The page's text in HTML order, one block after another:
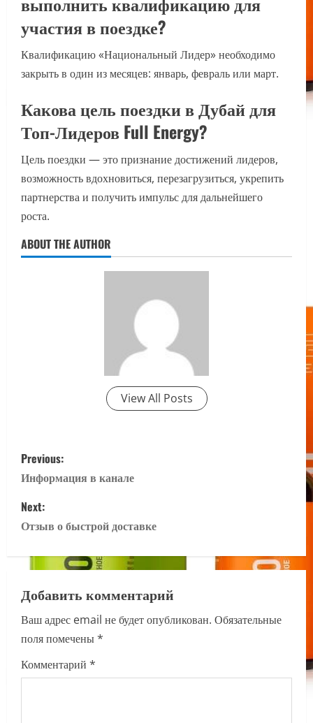
участия в поездке?
Квалификацию «Национальный Лидер» необходимо
закрыть в один из месяцев: январь, февраль или март.
Какова цель поездки в Дубай для
Топ-Лидеров Full Energy?
Цель поездки — это признание достижений лидеров,
возможность вдохновиться, перезагрузиться, укрепить
партнерства и получить импульс для дальнейшего
роста.
ABOUT THE AUTHOR
View All Posts
P
o
s
t
n
a
v
i
g
Previous:
Информация в канале
Next:
Отзыв о быстрой доставке
Добавить комментарий
Ваш адрес email не будет опубликован. Обязательные
поля помечены*
Комментарий *